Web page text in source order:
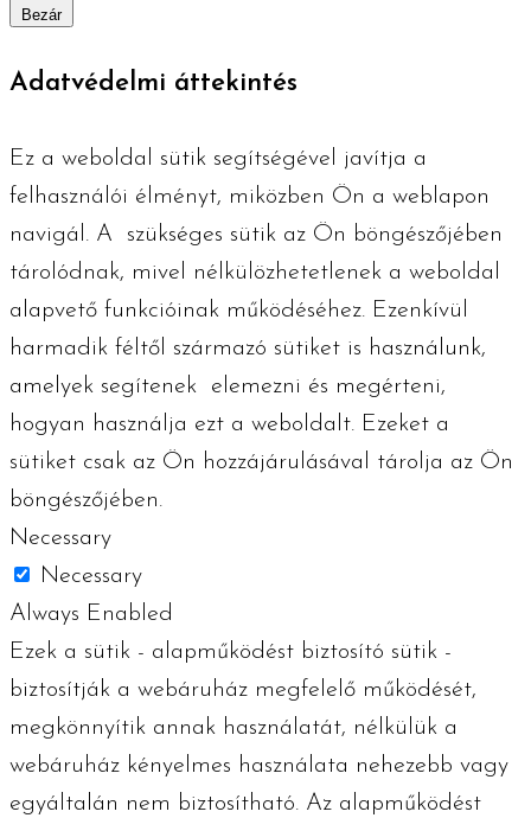
Bezár
Adatvédelmi áttekintés
Ez a weboldal sütik segítségével javítja a
felhasználói élményt, miközben Ön a weblapon
navigál. A szükséges ​​sütik az Ön böngészőjében
tárolódnak, mivel nélkülözhetetlenek a weboldal
alapvető funkcióinak működéséhez. Ezenkívül
harmadik féltől származó sütiket is használunk,
amelyek segítenek elemezni és megérteni,
hogyan használja ezt a weboldalt. Ezeket a
sütiket csak az Ön hozzájárulásával tárolja az Ön
böngészőjében.
Necessary
Necessary
Always Enabled
Ezek a sütik - alapműködést biztosító sütik -
biztosítják a webáruház megfelelő működését,
megkönnyítik annak használatát, nélkülük a
webáruház kényelmes használata nehezebb vagy
egyáltalán nem biztosítható. Az alapműködést